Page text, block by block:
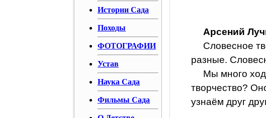
Истории Сада
Походы
ФОТОГРАФИИ
Устав
Наука Сада
Фильмы Сада
Арсений
Словесное
разные.
Мы много
творчество?
узнаём друг